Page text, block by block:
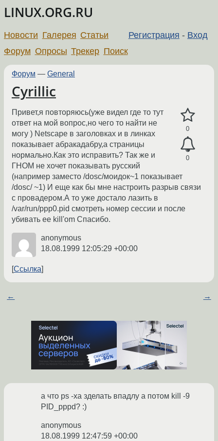
LINUX.ORG.RU
Регистрация - Вход
Новости Галерея Статьи
Форум Опросы Трекер Поиск
Форум — General
Cyrillic
0
0
Привет,я повторяюсь(уже видел где то тут
ответ на мой вопрос,но чего то найти не
могу ) Netscape в заголовках и в линках
показывает абракадабру,а страницы
нормально.Как это исправить? Так же и
ГНОМ не хочет показывать русский
(например заместо /dosc/моидок~1 показывает
/dosc/ ~1) И еще как бы мне настроить разрыв связи
с провадером.А то уже достало лазить в
/var/run/ppp0.pid смотреть номер сессии и после
убивать ее kill'om Спасибо.
anonymous
18.08.1999 12:05:29 +00:00
Ссылка
← →
а что ps -xa зделать впадлу а потом kill -9
PID_pppd? :)
anonymous
18.08.1999 12:47:59 +00:00